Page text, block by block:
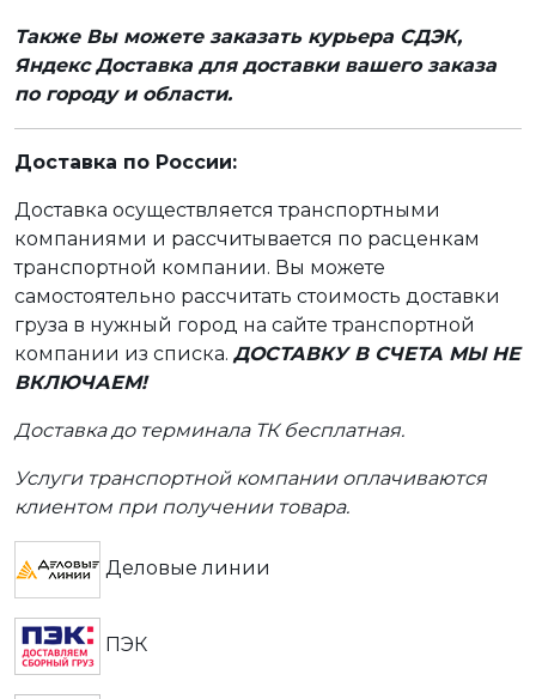
Также Вы можете заказать курьера СДЭК,
Яндекс Доставка для доставки вашего заказа
по городу и области.
Доставка по России:
Доставка осуществляется транспортными
компаниями и рассчитывается по расценкам
транспортной компании. Вы можете
самостоятельно рассчитать стоимость доставки
груза в нужный город на сайте транспортной
компании из списка. ДОСТАВКУ В СЧЕТА МЫ НЕ
ВКЛЮЧАЕМ!
Доставка до терминала ТК бесплатная.
Услуги транспортной компании оплачиваются
клиентом при получении товара.
Деловые линии
ПЭК